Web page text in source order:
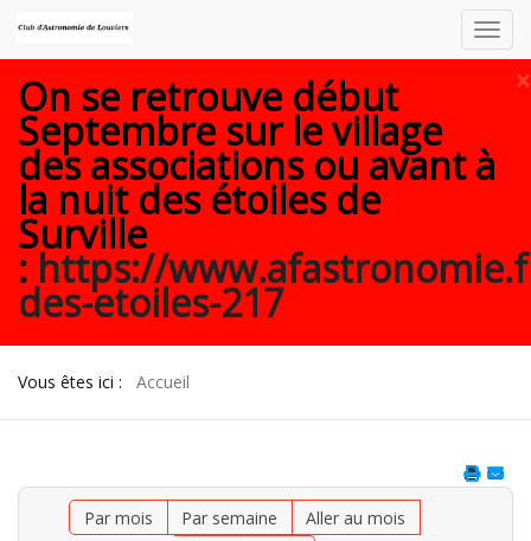
×
On se retrouve début
Septembre sur le village
des associations ou avant à
la nuit des étoiles de
Surville
: https://
des-etoiles-217
Vous êtes ici : Accueil
Par mois Par semaine
Aller au mois